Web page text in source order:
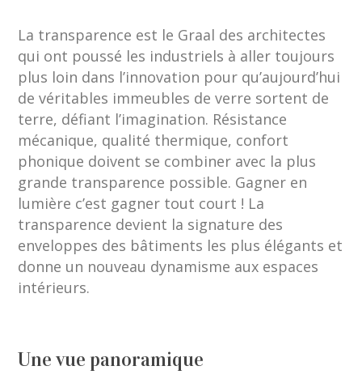
La transparence est le Graal des architectes
qui ont poussé les industriels à aller toujours
plus loin dans l’innovation pour qu’aujourd’hui
de véritables immeubles de verre sortent de
terre, défiant l’imagination. Résistance
mécanique, qualité thermique, confort
phonique doivent se combiner avec la plus
grande transparence possible. Gagner en
lumière c’est gagner tout court ! La
transparence devient la signature des
enveloppes des bâtiments les plus élégants et
donne un nouveau dynamisme aux espaces
intérieurs.
Une vue panoramique